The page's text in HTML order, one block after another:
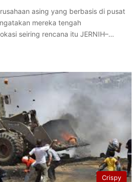
asing yang berbasis di pusat
mereka tengah
seiring rencana itu JERNIH–…
Crispy